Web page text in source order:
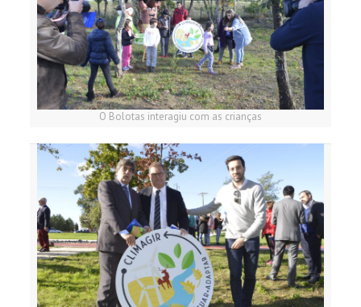
O Bolotas interagiu com as crianças